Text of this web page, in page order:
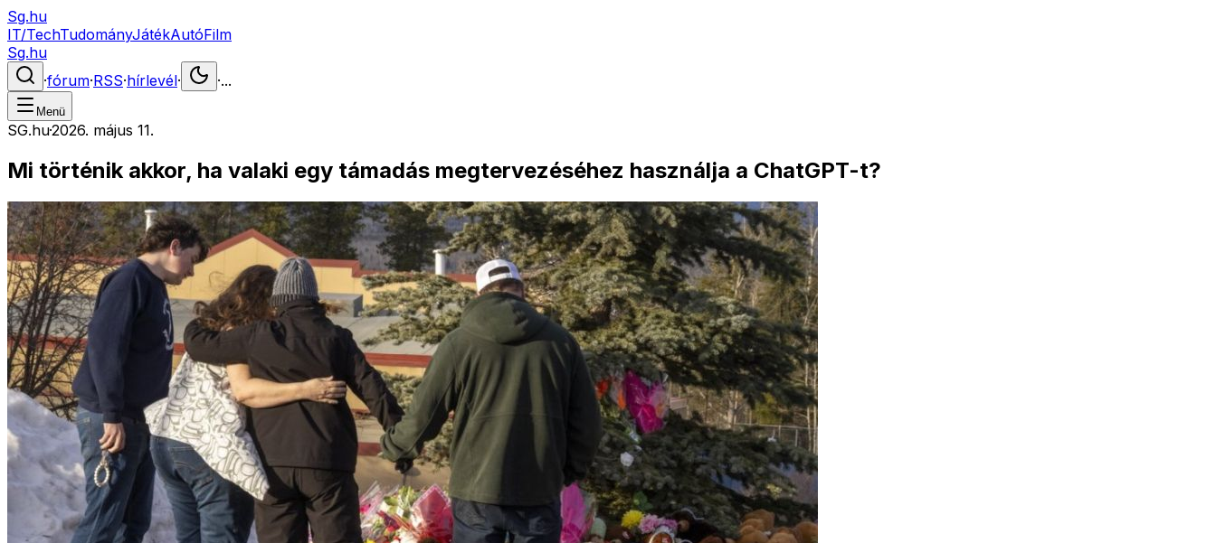
Sg.hu
IT/TechTudományJátékAutóFilm
Sg.hu
·fórum·RSS·hírlevél· ·...
Menü
SG.hu·2026. május 11.
Mi történik akkor, ha valaki egy támadás megtervezéséhez használja a ChatGPT-t?